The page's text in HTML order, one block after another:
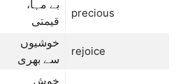
بے مہا،
قیمتی
precious
خوشیوں
سے بھری
rejoice
خوش